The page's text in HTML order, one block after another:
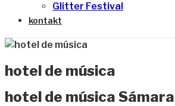
Glitter Festival
kontakt
hotel de música
hotel de música